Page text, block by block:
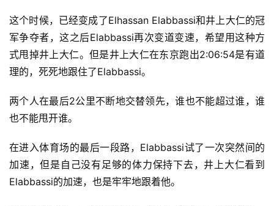
这个时候，已经变成了Elhassan Elabbassi和井上大仁的冠
军争夺者，这之后Elabbassi再次变道变速，希望用这种方
式甩掉井上大仁。但是井上大仁在东京跑出2:06:54是有道
理的，死死地跟住了Elabbassi。
两个人在最后2公里不断地交替领先，谁也不能超过谁，谁
也不能甩开谁。
在进入体育场的最后一段路，Elabbassi试了一次突然间的
加速，但是自己没有足够的体力保持下去，井上大仁看到
Elabbassi的加速，也是牢牢地跟着他。